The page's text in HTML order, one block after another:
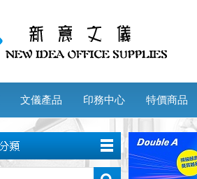
文儀產品 印務中心 特價商品